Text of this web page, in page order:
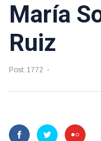
María
Ruiz
Post: 1772